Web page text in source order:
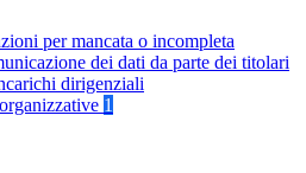
per mancata o incompleta
dei dati da parte dei titolari
dirigenziali
1